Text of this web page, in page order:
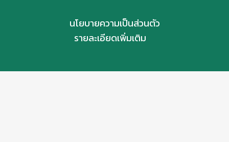
นโยบายความเป็นส่วนตัว
รายละเอียดเพิ่มเติม